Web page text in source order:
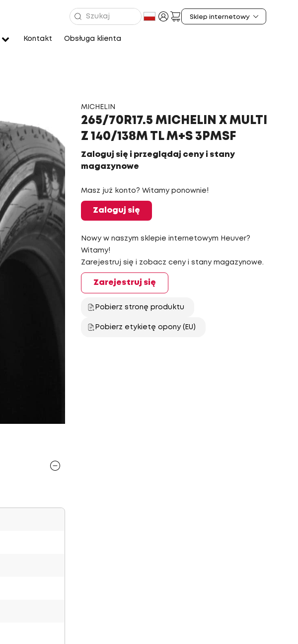
Kontakt Obsługa klienta
MICHELIN
265/70R17.5 MICHELIN X MULTI
Z 140/138M TL M+S 3PMSF
Zaloguj się i przeglądaj ceny i stany
magazynowe
Masz już konto? Witamy ponownie!
Zaloguj się
Nowy w naszym sklepie internetowym Heuver?
Witamy!
Zarejestruj się i zobacz ceny i stany magazynowe.
Zarejestruj się
Pobierz stronę produktu
Pobierz etykietę opony (EU)